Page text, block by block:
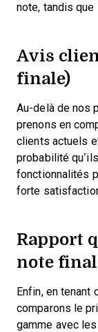
note, tandis
Avis
finale)
Au-delà de nos
prenons en
clients actuels
probabilité
fonctionnalités
forte
Rapport
note
Enfin, en
comparons le
gamme avec